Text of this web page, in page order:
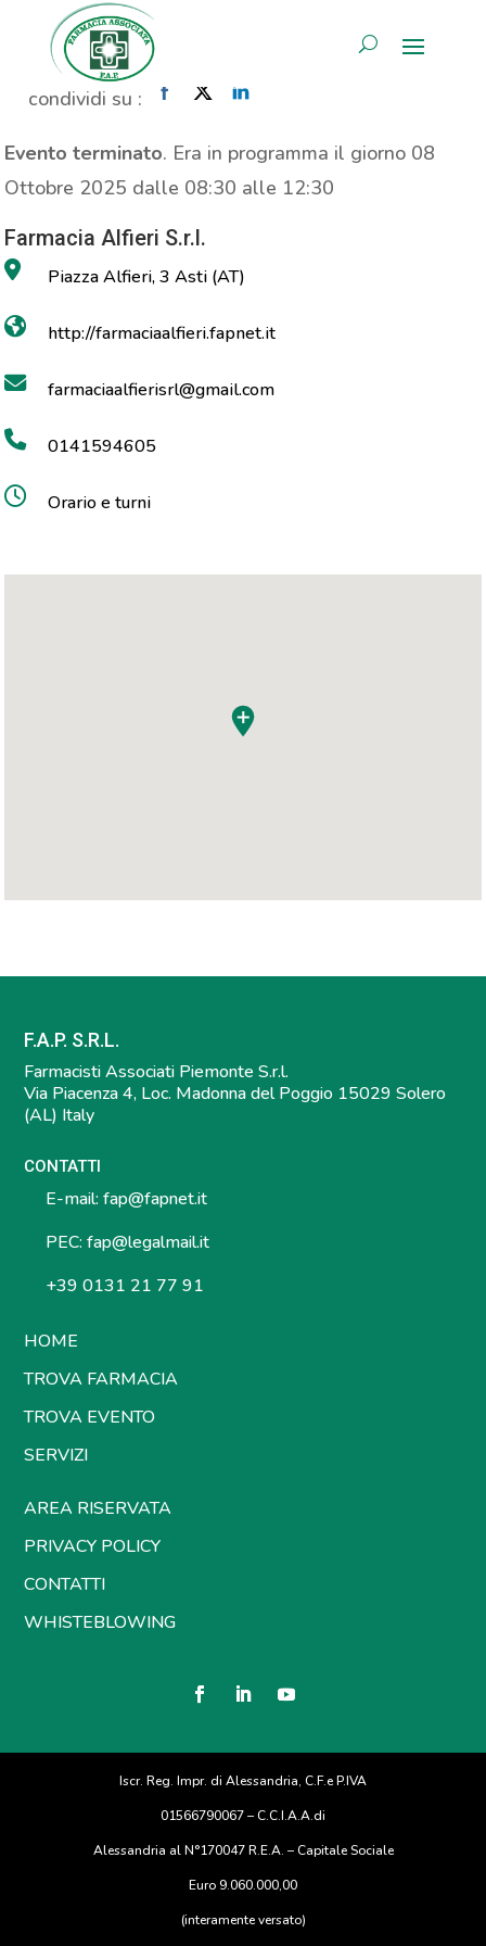
AREA RISERVATA
Analisi Vitamina D
Home» Evento» Analisi Vitamina D
condividi su :
Evento terminato. Era in programma il giorno 08
Ottobre 2025 dalle 08:30 alle 12:30
Farmacia Alfieri S.r.l.
Piazza Alfieri, 3 Asti (AT)
http://farmaciaalfieri.fapnet.it
farmaciaalfierisrl@gmail.com
0141594605
Orario e turni
F.A.P. S.R.L.
Farmacisti Associati Piemonte S.r.l.
Via Piacenza 4, Loc. Madonna del Poggio 15029 Solero
(AL) Italy
CONTATTI
E-mail: fap@fapnet.it
PEC: fap@legalmail.it
+39 0131 21 77 91
HOME
TROVA FARMACIA
TROVA EVENTO
SERVIZI
AREA RISERVATA
PRIVACY POLICY
CONTATTI
WHISTEBLOWING
Iscr. Reg. Impr. di Alessandria, C.F.e P.IVA
01566790067 – C.C.I.A.A.di
Alessandria al N°170047 R.E.A. – Capitale Sociale
Euro 9.060.000,00
(interamente versato)